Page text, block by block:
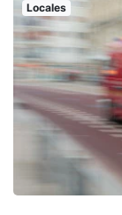
Locales